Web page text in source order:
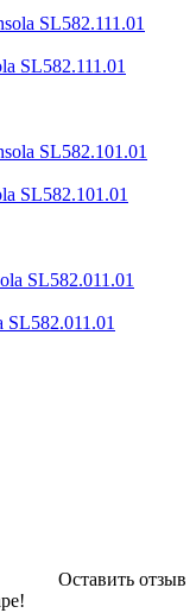
SL582.111.01
SL582.101.01
SL582.011.01
Оставить отзыв